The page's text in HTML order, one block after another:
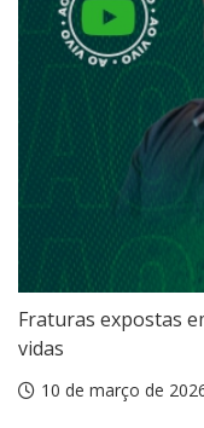
Fraturas expostas
vidas
10 de março de